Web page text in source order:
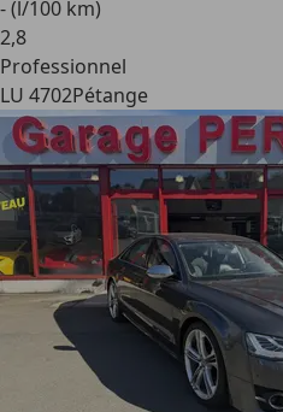
- (l/100 km)
2,8
Professionnel
LU 4702Pétange